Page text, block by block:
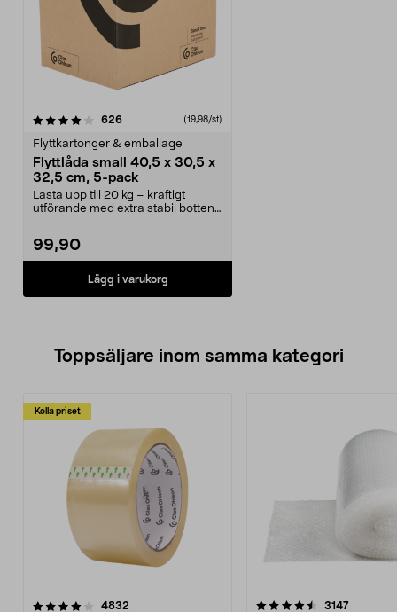
626recensioner (19,98/st)
Flyttkartonger & emballage
Flyttlåda small 40,5 x 30,5 x
32,5 cm, 5-pack
Lasta upp till 20 kg – kraftigt
utförande med extra stabil botten.
99,90
Lägg i varukorg
Toppsäljare inom samma kategori
Kolla priset
4832
4.5 av 5 stjärnor 3147
4.5 av 5 stjärnor